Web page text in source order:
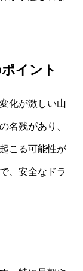
イント
化が激しい山
名残があり、
こる可能性が
、安全なドラ